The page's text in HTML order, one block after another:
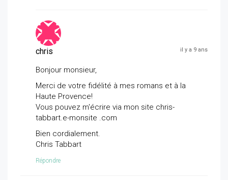
chris il y a 9 ans
Bonjour monsieur,
Merci de votre fidélité à mes romans et à la
Haute Provence!
Vous pouvez m'écrire via mon site chris-
tabbart.e-monsite .com
Bien cordialement.
Chris Tabbart
Répondre